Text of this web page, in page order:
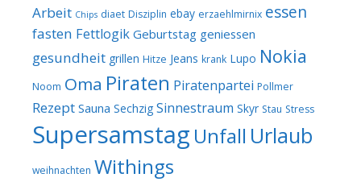
Arbeit Chips diaet Disziplin ebay erzaehlmirnix essen
fasten Fettlogik Geburtstag geniessen
gesundheit grillen Hitze Jeans krank Lupo Nokia
Noom Oma Piraten Piratenpartei Pollmer
Rezept Sauna Sechzig Sinnestraum Skyr Stau Stress
Supersamstag Unfall Urlaub
weihnachten Withings